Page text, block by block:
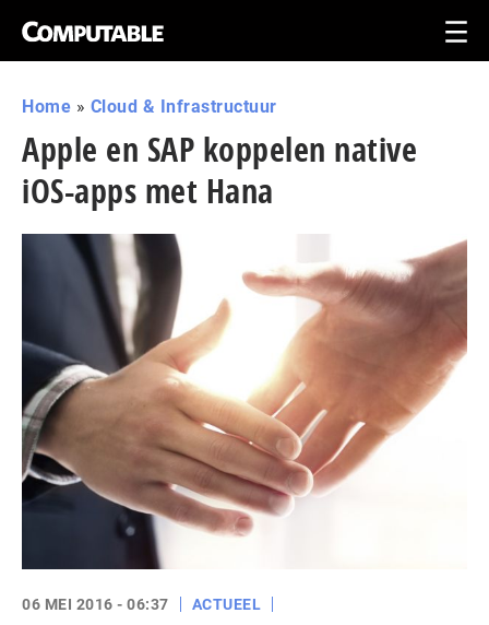
Home » Cloud & Infrastructuur
Apple en SAP koppelen native
iOS-apps met Hana
06 MEI 2016 - 06:37
ACTUEEL